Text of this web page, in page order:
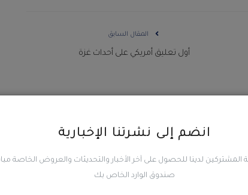
انضم إلى نشرتنا الإخبارية
المشتركين لدينا للحصول على آخر الأخبار والتحديثات والعروض الخاصة
صندوق الوارد الخاص بك
المقال السابق
أول تعليق أمريكي على أحداث غزة